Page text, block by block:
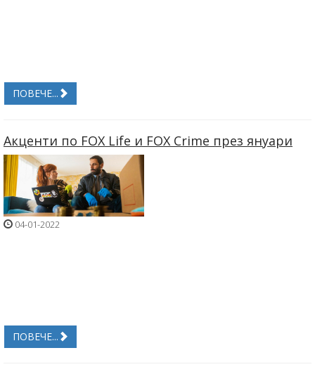
ПОВЕЧЕ...
Акценти по FOX Life и FOX Crime през януари
04-01-2022
ПОВЕЧЕ...